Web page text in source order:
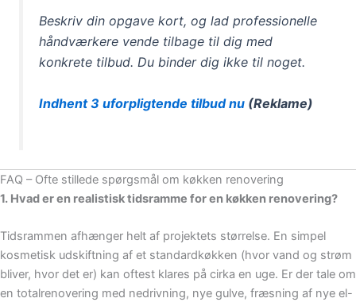
Beskriv din opgave kort, og lad professionelle
håndværkere vende tilbage til dig med
konkrete tilbud. Du binder dig ikke til noget.
Indhent 3 uforpligtende tilbud nu (Reklame)
FAQ – Ofte stillede spørgsmål om køkken renovering
1. Hvad er en realistisk tidsramme for en køkken renovering?
Tidsrammen afhænger helt af projektets størrelse. En simpel
kosmetisk udskiftning af et standardkøkken (hvor vand og strøm
bliver, hvor det er) kan oftest klares på cirka en uge. Er der tale om
en totalrenovering med nedrivning, nye gulve, fræsning af nye el-